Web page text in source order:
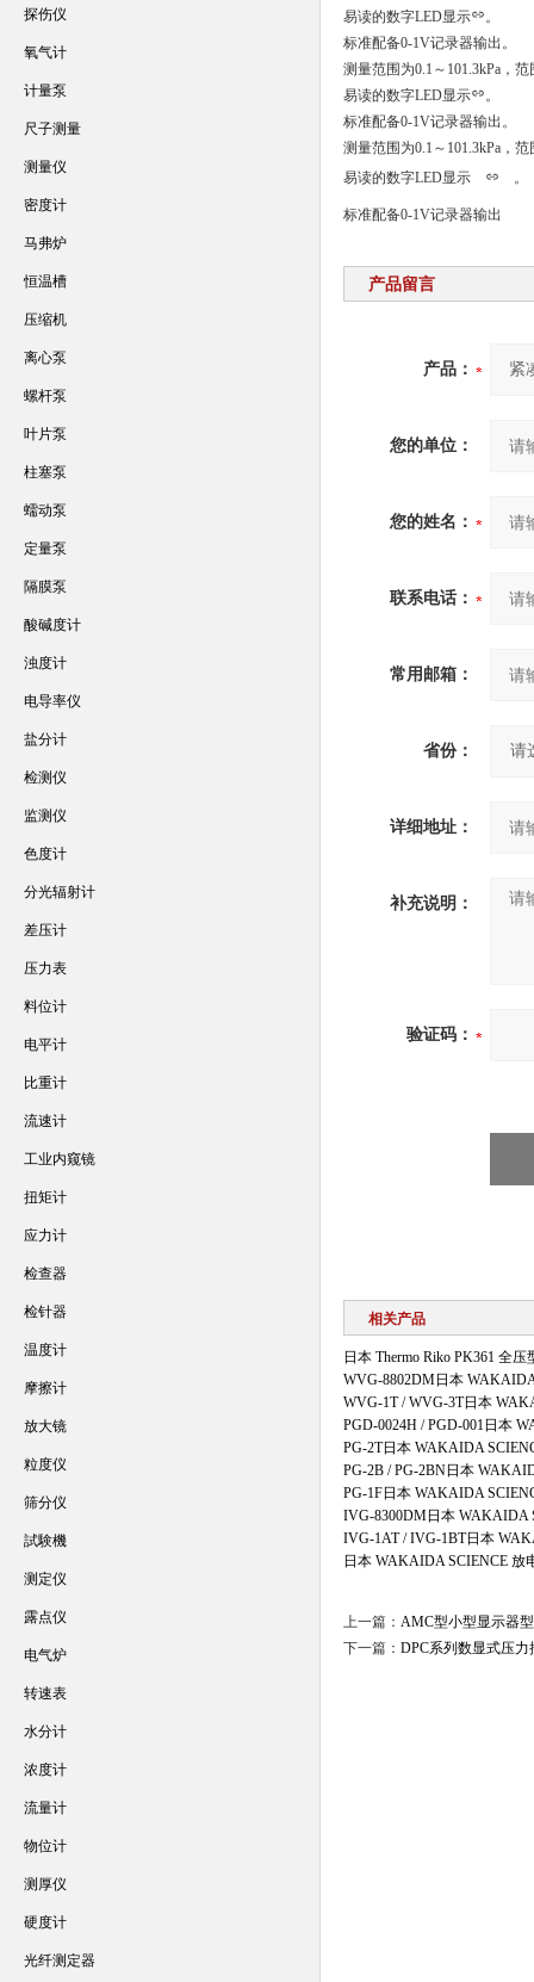
易读的数字LED显示
。
标准配备0-1V记录器输出。
测量范围为0.1～101.3kPa，
易读的数字LED显示
。
标准配备0-1V记录器输出。
测量范围为0.1～101.3kPa，
易读的数字LED显示
。
标准配备0-1V记录器输出
产品留言
产品：
您的单位：
您的姓名：
联系电话：
常用邮箱：
省份：
详细地址：
补充说明：
验证码：
相关产品
日本 Thermo Riko PK361 全压
WVG-8802DM日本
WVG-1T / WVG-3T日本
PGD-0024H / PGD-001日本
PG-2T日本 WAKAIDA
PG-2B / PG-2BN日本
PG-1F日本 WAKAIDA
IVG-8300DM日本 WAKAIDA
IVG-1AT / IVG-1BT日本
日本 WAKAIDA SCIENCE 放
上一篇： AMC型小型显示器
下一篇： DPC系列数显式压
探伤仪
氧气计
计量泵
尺子测量
测量仪
密度计
马弗炉
恒温槽
压缩机
离心泵
螺杆泵
叶片泵
柱塞泵
蠕动泵
定量泵
隔膜泵
酸碱度计
浊度计
电导率仪
盐分计
检测仪
监测仪
色度计
分光辐射计
差压计
压力表
料位计
电平计
比重计
流速计
工业内窥镜
扭矩计
应力计
检查器
检针器
温度计
摩擦计
放大镜
粒度仪
筛分仪
試験機
测定仪
露点仪
电气炉
转速表
水分计
浓度计
流量计
物位计
测厚仪
硬度计
光纤测定器